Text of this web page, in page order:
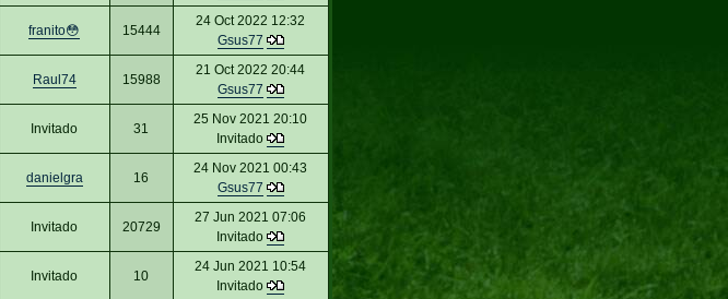
franito😳 15444
24 Oct 2022 12:32
Gsus77
Raul74 15988
21 Oct 2022 20:44
Gsus77
Invitado 31
25 Nov 2021 20:10
Invitado
danielgra 16
24 Nov 2021 00:43
Gsus77
Invitado 20729
27 Jun 2021 07:06
Invitado
Invitado 10
24 Jun 2021 10:54
Invitado